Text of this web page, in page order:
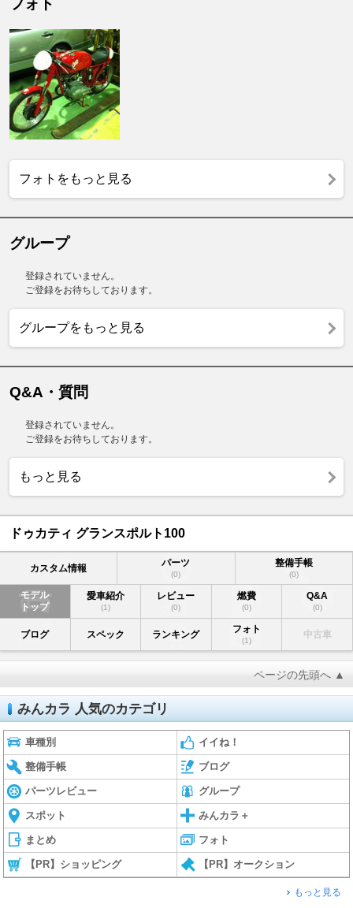
フォト
フォトをもっと見る
グループ
登録されていません。
ご登録をお待ちしております。
グループをもっと見る
Q&A・質問
登録されていません。
ご登録をお待ちしております。
もっと見る
ドゥカティ グランスポルト100
カスタム情報 パーツ
(0)
整備手帳
(0)
モデル
トップ
愛車紹介
(1)
レビュー
(0)
燃費
(0)
Q&A
(0)
ブログ スペック ランキング フォト
(1)
中古車
ページの先頭へ ▲
みんカラ 人気のカテゴリ
車種別 イイね！
整備手帳 ブログ
パーツレビュー グループ
スポット みんカラ＋
まとめ フォト
【PR】ショッピング 【PR】オークション
もっと見る